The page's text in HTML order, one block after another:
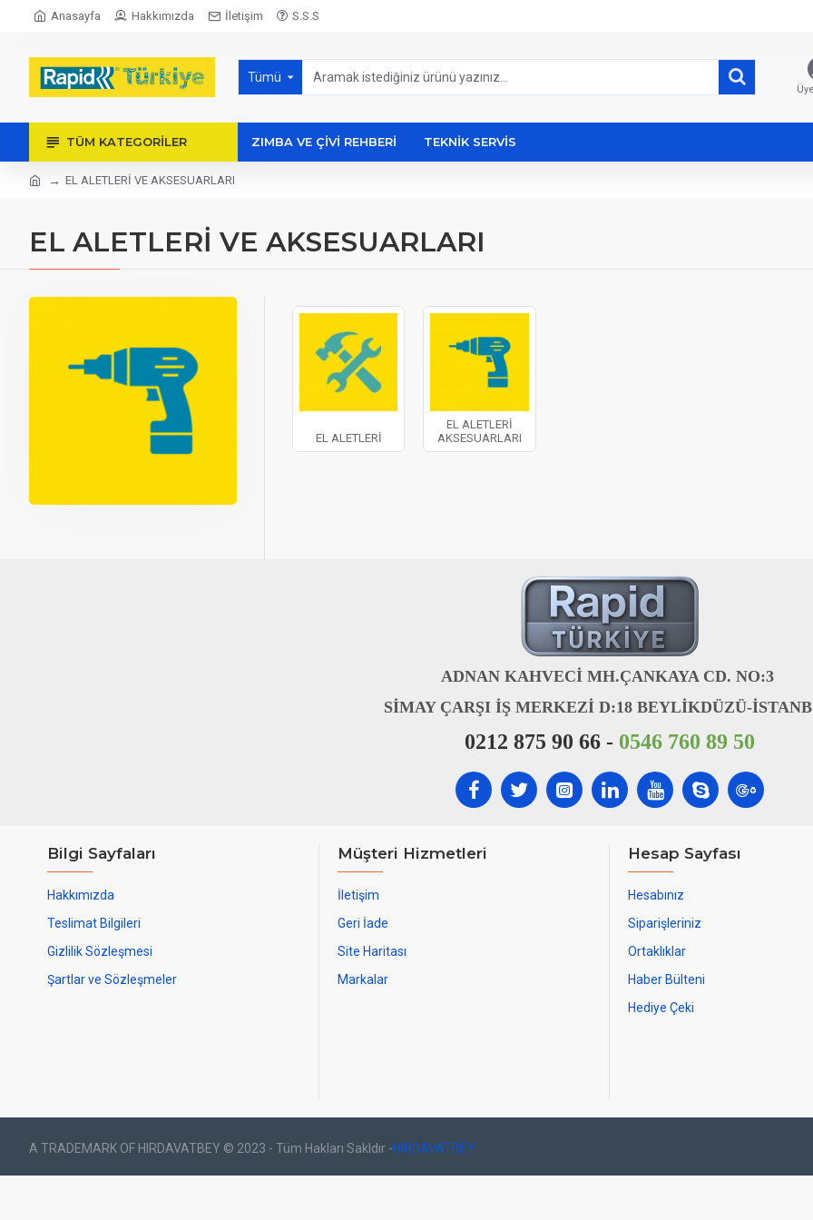
Anasayfa Hakkımızda İletişim S.S.S
Tümü
TÜM KATEGORILER ZIMBA VE ÇİVİ REHBERİ TEKNİK SERVİS
EL ALETLERİ VE AKSESUARLARI
EL ALETLERİ VE AKSESUARLARI
EL ALETLERİ
EL ALETLERİ
AKSESUARLARI
ADNAN KAHVECİ MH.ÇANKAYA CD. NO:3
SİMAY ÇARŞI İŞ MERKEZİ D:18 BEYLİKDÜZÜ-
0212 875 90 66 - 0546 760 89 50
Bilgi Sayfaları
Hakkımızda
Teslimat Bilgileri
Gizlilik Sözleşmesi
Şartlar ve Sözleşmeler
Müşteri Hizmetleri
İletişim
Geri İade
Site Haritası
Markalar
Hesap Sayfası
Hesabınız
Siparişleriniz
Ortaklıklar
Haber Bülteni
Hediye Çeki
A TRADEMARK OF HIRDAVATBEY © 2023 - Tüm Hakları Sakldır -HIRDAVATBEY